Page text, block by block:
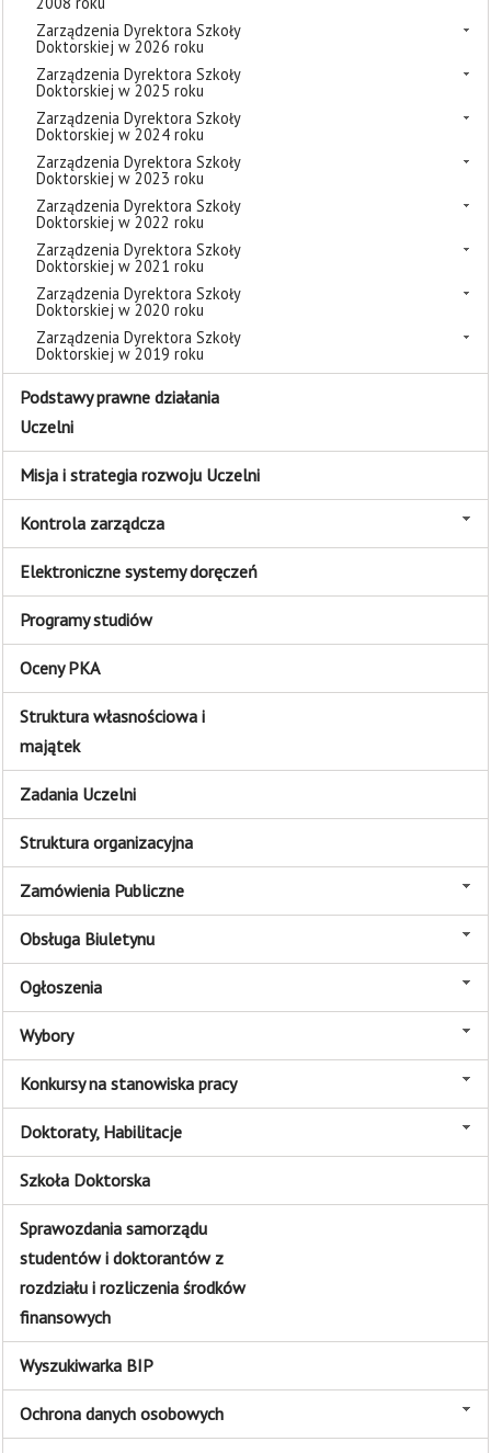
Zarządzenia Dyrektora Szkoły
Doktorskiej w 2026 roku
Zarządzenia Dyrektora Szkoły
Doktorskiej w 2025 roku
Zarządzenia Dyrektora Szkoły
Doktorskiej w 2024 roku
Zarządzenia Dyrektora Szkoły
Doktorskiej w 2023 roku
Zarządzenia Dyrektora Szkoły
Doktorskiej w 2022 roku
Zarządzenia Dyrektora Szkoły
Doktorskiej w 2021 roku
Zarządzenia Dyrektora Szkoły
Doktorskiej w 2020 roku
Zarządzenia Dyrektora Szkoły
Doktorskiej w 2019 roku
Podstawy prawne działania
Uczelni
Misja i strategia rozwoju Uczelni
Kontrola zarządcza
Elektroniczne systemy doręczeń
Programy studiów
Oceny PKA
Struktura własnościowa i
majątek
Zadania Uczelni
Struktura organizacyjna
Zamówienia Publiczne
Obsługa Biuletynu
Ogłoszenia
Wybory
Konkursy na stanowiska pracy
Doktoraty, Habilitacje
Szkoła Doktorska
Sprawozdania samorządu
studentów i doktorantów z
rozdziału i rozliczenia środków
finansowych
Wyszukiwarka BIP
Ochrona danych osobowych